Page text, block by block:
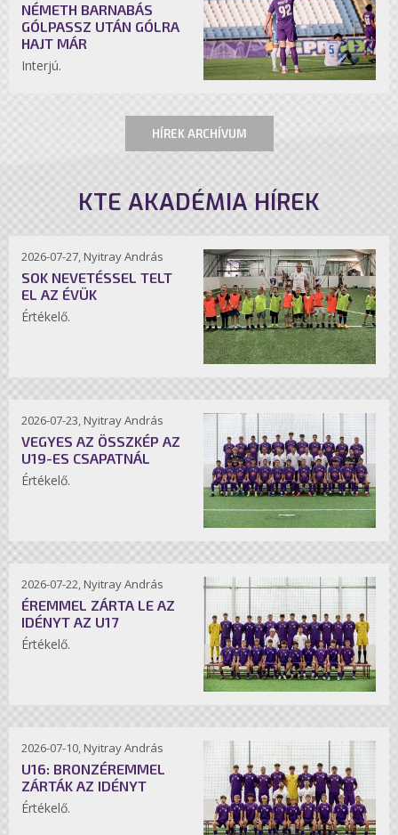
NÉMETH BARNABÁS
GÓLPASSZ UTÁN GÓLRA
HAJT MÁR
Interjú.
HÍREK ARCHÍVUM
KTE AKADÉMIA HÍREK
2026-07-27, Nyitray András
SOK NEVETÉSSEL TELT
EL AZ ÉVÜK
Értékelő.
2026-07-23, Nyitray András
VEGYES AZ ÖSSZKÉP AZ
U19-ES CSAPATNÁL
Értékelő.
2026-07-22, Nyitray András
ÉREMMEL ZÁRTA LE AZ
IDÉNYT AZ U17
Értékelő.
2026-07-10, Nyitray András
U16: BRONZÉREMMEL
ZÁRTÁK AZ IDÉNYT
Értékelő.